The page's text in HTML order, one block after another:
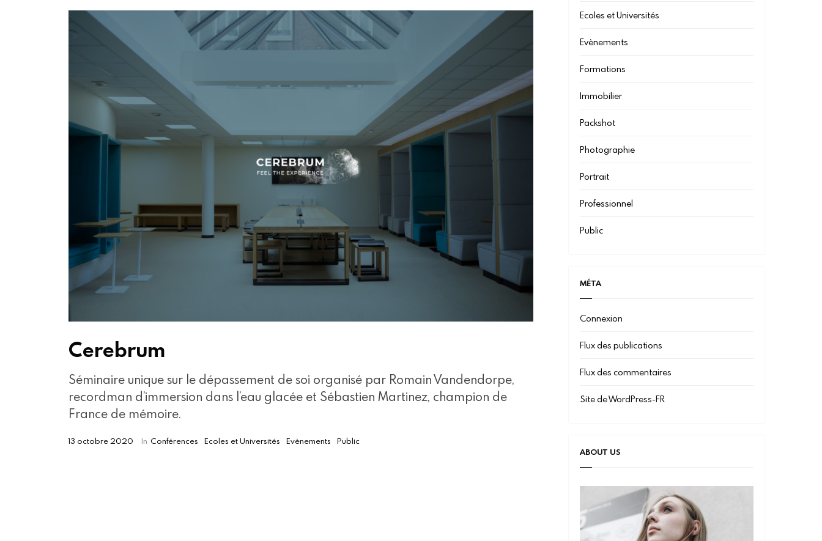
Cerebrum
Séminaire unique sur le dépassement de soi organisé par Romain Vandendorpe,
recordman d’immersion dans l’eau glacée et Sébastien Martinez, champion de
France de mémoire.
13 octobre 2020 In Conférences Ecoles et Universités Evènements Public
Ecoles et Universités
Evènements
Formations
Immobilier
Packshot
Photographie
Portrait
Professionnel
Public
MÉTA
Connexion
Flux des publications
Flux des commentaires
Site de WordPress-FR
ABOUT US